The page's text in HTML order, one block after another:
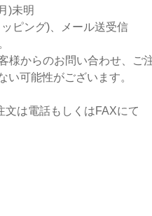
)未明
ピング)、メール送受信
様からのお問い合わせ、ご
がございます。
文は電話もしくはFAXにて